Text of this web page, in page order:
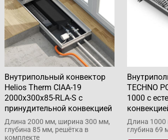
Внутрипольный конвектор
Helios Therm CIAA-19
2000x300x85-RLA-S с
принудительной конвекцией
Длина 2000 мм, ширина 300 мм,
глубина 85 мм, решётка в
комплекте
TECHNO
1000 с
Длина
глубина 69